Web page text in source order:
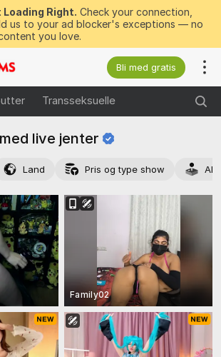
Right. Check your connection,
us to your ad blocker's exceptions — no
you love.
Bli med gratis
Transseksuelle
live jenter
Land Pris og type show
Family02